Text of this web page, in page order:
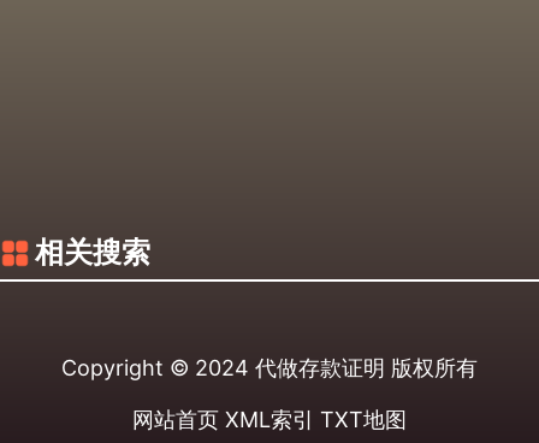
相关搜索
Copyright © 2024 代做存款证明 版权所有
网站首页 XML索引 TXT地图